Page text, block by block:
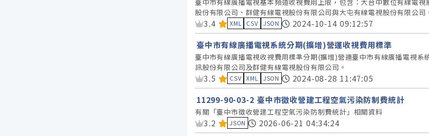
臺中市有線廣播電視基本頻道收視費用上限，包含：大台中數位有線電
股份有限公司、群健有線電視股份有限公司與大屯有線電視股份有限公司
資料集評分：
3.4 XML CSV JSON
2024-10-14 09:12:57
臺中市有線廣播電視系統分期(擴增)營運收視費用標準
臺中市有線廣播電視收視費用標準分期(擴增)營運臺中市有線廣播電視
訊股份有限公司及群健有線電視股份有限公司。
資料集評分：
3.5 CSV XML JSON
2024-08-28 11:47:05
11299-90-03-2 臺中市徵收營建工程空氣污染防制費統計
有關「臺中市徵收營建工程空氣污染防制費統計」相關資料
資料集評分：
3.2 JSON
2026-06-21 04:34:24